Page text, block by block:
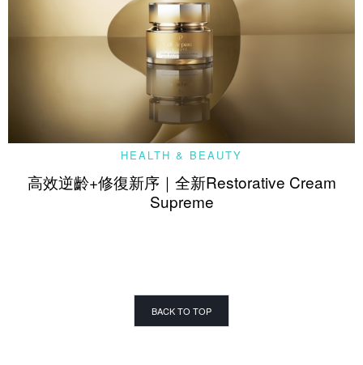
HEALTH & BEAUTY
高效逆齡+修復新序｜全新Restorative Cream
Supreme
BACK TO TOP